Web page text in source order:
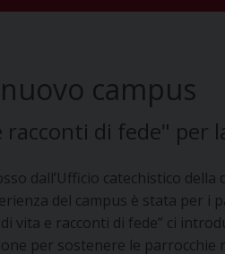
campus
di fede" per
dall’Ufficio catechistico
del campus è stata per
vita e racconti di fede” ci
per sostenere le